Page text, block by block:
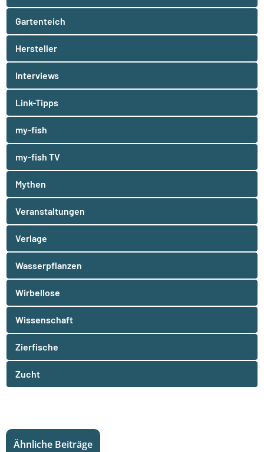
Gartenteich
Hersteller
Interviews
Link-Tipps
my-fish
my-fish TV
Mythen
Veranstaltungen
Verlage
Wasserpflanzen
Wirbellose
Wissenschaft
Zierfische
Zucht
Ähnliche Beiträge